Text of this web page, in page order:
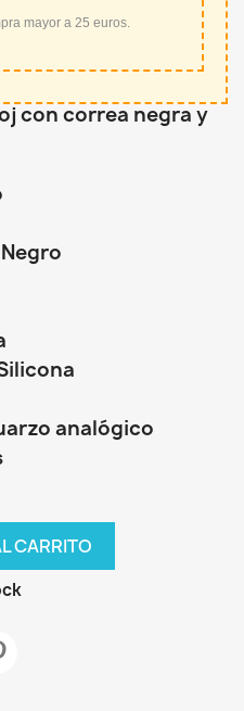
mayor a 25 euros.
con correa negra y
analógico
CARRITO